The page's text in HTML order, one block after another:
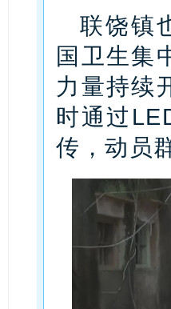
联饶镇
国卫生集
力量持续
时通过
传，动员